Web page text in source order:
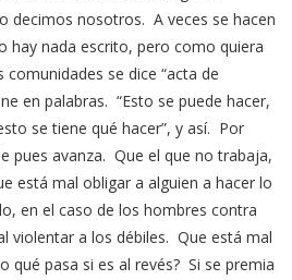
decimos nosotros. A veces se hacen
hay nada escrito, pero como quiera
se dice “acta de
en palabras. “Esto se puede hacer,
se tiene qué hacer”, y así. Por
pues avanza. Que el que no trabaja,
está mal obligar a alguien a hacer lo
en el caso de los hombres contra
violentar a los débiles. Que está mal
qué pasa si es al revés? Si se premia